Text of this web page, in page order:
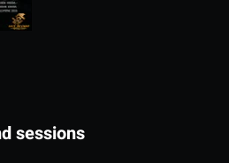
sessions